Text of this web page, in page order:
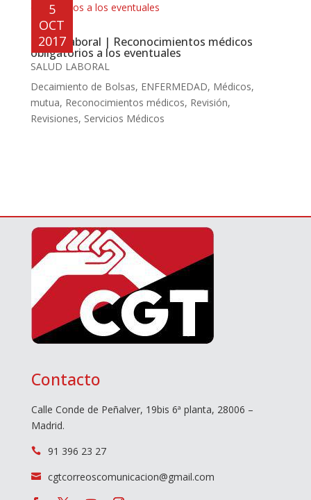
Salud Laboral | Reconocimientos médicos
obligatorios a los eventuales
5
OCT
2017
SALUD LABORAL
Decaimiento de Bolsas, ENFERMEDAD, Médicos,
mutua, Reconocimientos médicos, Revisión,
Revisiones, Servicios Médicos
Contacto
Calle Conde de Peñalver, 19bis 6ª planta, 28006 –
Madrid.
 91 396 23 27
 cgtcorreoscomunicacion@gmail.com